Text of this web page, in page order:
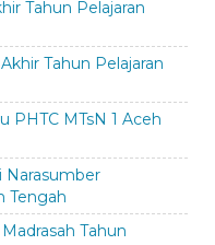
Tahun Pelajaran
Tahun Pelajaran
PHTC MTsN 1 Aceh
Narasumber
Tengah
Tahun